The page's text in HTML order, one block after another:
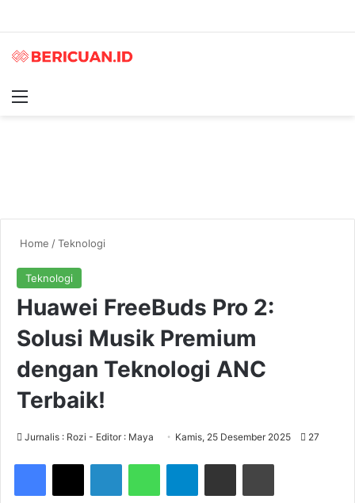
Home /Teknologi
Teknologi
Huawei FreeBuds Pro 2:
Solusi Musik Premium
dengan Teknologi ANC
Terbaik!
Jurnalis : Rozi - Editor : Maya Kamis, 25 Desember 2025 27
Telegram